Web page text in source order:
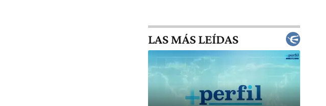
LAS MÁS LEÍDAS